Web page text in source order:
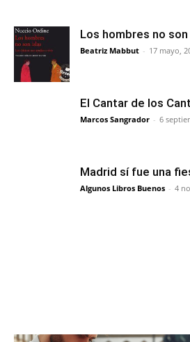
Los hombres no
Beatriz Mabbut - 17 mayo,
El Cantar de los
Marcos Sangrador - 6
Madrid sí fue una
Algunos Libros Buenos - 4